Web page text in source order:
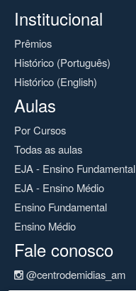
Institucional
Prêmios
Histórico (Português)
Histórico (English)
Aulas
Por Cursos
Todas as aulas
EJA - Ensino Fundamental
EJA - Ensino Médio
Ensino Fundamental
Ensino Médio
Fale conosco
@centrodemidias_am